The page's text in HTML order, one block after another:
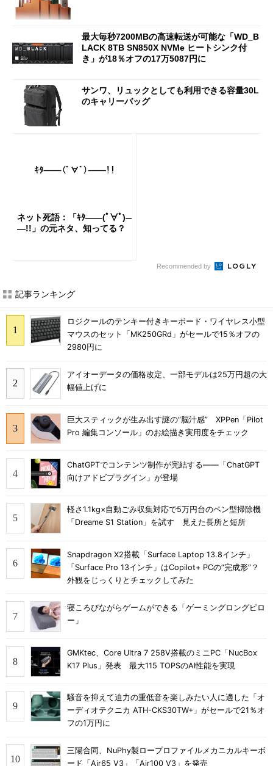
最大毎秒7200MBの高速転送が可能な「WD_B
LACK 8TB SN850X NVMe ヒートシンク付
き」が18％オフの17万5087円に
サンワ、リュックとしても利用できる容量30L
のキャリーバッグ
ネット死語：「ｷﾀ――(ﾟ∀ﾟ)―
―!!」の元ネタ、知ってる？
Recommended by
記事ランキング
ロジクールのテンキー付きキーボード・ワイヤレス小型
マウスのセット「MK250GRd」がセールで15％オフの
2980円に
アイオーデータの価格改定、一部モデルは25万円超の大
幅値上げに
巨大スティックが生み出す謎の“脳汁感” XPPen「Pilot
Pro 編集コンソール」のお絵描き実用度をチェック
ChatGPTでコンテンツ制作が完結する――「ChatGPT
向けアドビプラグイン」が登場
軽さ1.1kg×自動ごみ収集対応で5万円台のペン型掃除機
「Dreame S1 Station」を試す 見えた長所と短所
Snapdragon X2搭載「Surface Laptop 13.8インチ」
「Surface Pro 13インチ」はCopilot+ PCの“完成形”？
外観をじっくりとチェックしてみた
寝ころびながらゲームができる「ゲーミングロングピロ
ー」
GMKtec、Core Ultra 7 258V搭載のミニPC「NucBox
K17 Plus」発表 最大115 TOPSのAI性能を実現
騒音を抑えて迫力の重低音を楽しみたい人に適した「オ
ーディオテクニカ ATH-CKS30TW+」がセールで21％オ
フの1万円に
三陽合同、NuPhy製ロープロファイルメカニカルキーボ
ード「Air65 V3」「Air100 V3」を発売